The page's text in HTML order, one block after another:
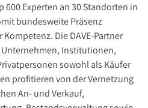
Experten an 30 Standorten in
bundesweite Präsenz
Die DAVE-Partner
Institutionen,
sowohl als Käufer
profitieren von der Vernetzung
An- und Verkauf,